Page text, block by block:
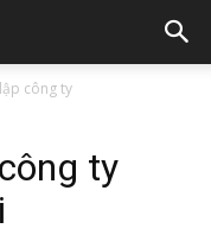
công ty
ty